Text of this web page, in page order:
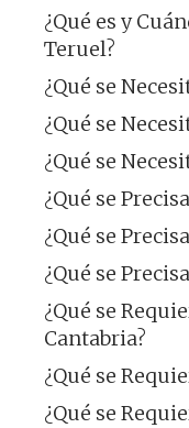
¿Qué es y
Teruel?
¿Qué se
¿Qué se
¿Qué se
¿Qué se
¿Qué se
¿Qué se
¿Qué se
Cantabria?
¿Qué se
¿Qué se